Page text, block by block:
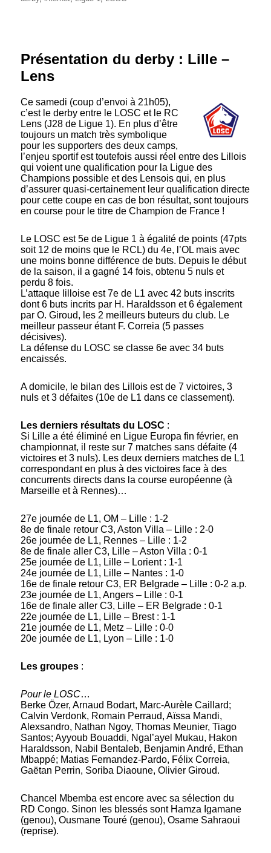
Présentation du derby : Lille –
Lens
Ce samedi (coup d’envoi à 21h05),
c’est le derby entre le LOSC et le RC
Lens (J28 de Ligue 1). En plus d’être
toujours un match très symbolique
pour les supporters des deux camps,
l’enjeu sportif est toutefois aussi réel entre des Lillois
qui voient une qualification pour la Ligue des
Champions possible et des Lensois qui, en plus
d’assurer quasi-certainement leur qualification directe
pour cette coupe en cas de bon résultat, sont toujours
en course pour le titre de Champion de France !
Le LOSC est 5e de Ligue 1 à égalité de points (47pts
soit 12 de moins que le RCL) du 4e, l’OL mais avec
une moins bonne différence de buts. Depuis le début
de la saison, il a gagné 14 fois, obtenu 5 nuls et
perdu 8 fois.
L’attaque lilloise est 7e de L1 avec 42 buts inscrits
dont 6 buts incrits par H. Haraldsson et 6 également
par O. Giroud, les 2 meilleurs buteurs du club. Le
meilleur passeur étant F. Correia (5 passes
décisives).
La défense du LOSC se classe 6e avec 34 buts
encaissés.
A domicile, le bilan des Lillois est de 7 victoires, 3
nuls et 3 défaites (10e de L1 dans ce classement).
Les derniers résultats du LOSC :
Si Lille a été éliminé en Ligue Europa fin février, en
championnat, il reste sur 7 matches sans défaite (4
victoires et 3 nuls). Les deux derniers matches de L1
correspondant en plus à des victoires face à des
concurrents directs dans la course européenne (à
Marseille et à Rennes)…
27e journée de L1, OM – Lille : 1-2
8e de finale retour C3, Aston Villa – Lille : 2-0
26e journée de L1, Rennes – Lille : 1-2
8e de finale aller C3, Lille – Aston Villa : 0-1
25e journée de L1, Lille – Lorient : 1-1
24e journée de L1, Lille – Nantes : 1-0
16e de finale retour C3, ER Belgrade – Lille : 0-2 a.p.
23e journée de L1, Angers – Lille : 0-1
16e de finale aller C3, Lille – ER Belgrade : 0-1
22e journée de L1, Lille – Brest : 1-1
21e journée de L1, Metz – Lille : 0-0
20e journée de L1, Lyon – Lille : 1-0
Les groupes :
Pour le LOSC…
Berke Özer, Arnaud Bodart, Marc-Aurèle Caillard;
Calvin Verdonk, Romain Perraud, Aïssa Mandi,
Alexsandro, Nathan Ngoy, Thomas Meunier, Tiago
Santos; Ayyoub Bouaddi, Ngal’ayel Mukau, Hakon
Haraldsson, Nabil Bentaleb, Benjamin André, Ethan
Mbappé; Matias Fernandez-Pardo, Félix Correia,
Gaëtan Perrin, Soriba Diaoune, Olivier Giroud.
Chancel Mbemba est encore avec sa sélection du
RD Congo. Sinon les blessés sont Hamza Igamane
(genou), Ousmane Touré (genou), Osame Sahraoui
(reprise).